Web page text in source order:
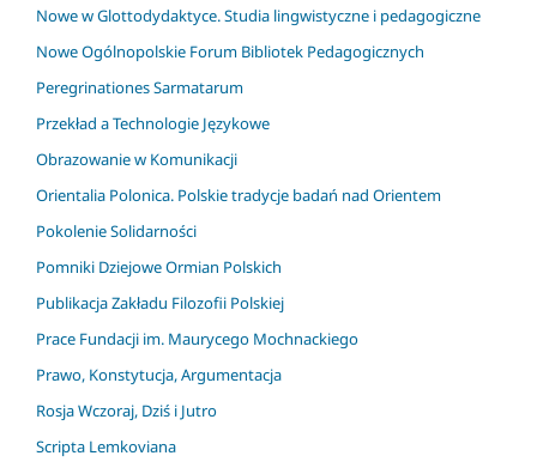
Nowe w Glottodydaktyce. Studia lingwistyczne i pedagogiczne
Nowe Ogólnopolskie Forum Bibliotek Pedagogicznych
Peregrinationes Sarmatarum
Przekład a Technologie Językowe
Obrazowanie w Komunikacji
Orientalia Polonica. Polskie tradycje badań nad Orientem
Pokolenie Solidarności
Pomniki Dziejowe Ormian Polskich
Publikacja Zakładu Filozofii Polskiej
Prace Fundacji im. Maurycego Mochnackiego
Prawo, Konstytucja, Argumentacja
Rosja Wczoraj, Dziś i Jutro
Scripta Lemkoviana